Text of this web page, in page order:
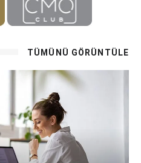
TÜMÜNÜ GÖRÜNTÜLE